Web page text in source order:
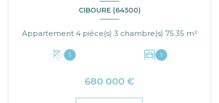
CIBOURE (64500)
Appartement 4 pièce(s) 3 chambre(s) 75.35 m²
1 1
680 000 €